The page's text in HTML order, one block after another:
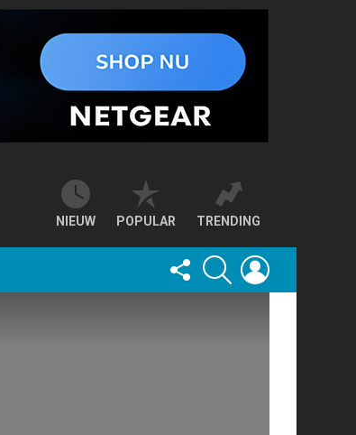
NIEUW POPULAR TRENDING
FOLLOW
US
SEARCH